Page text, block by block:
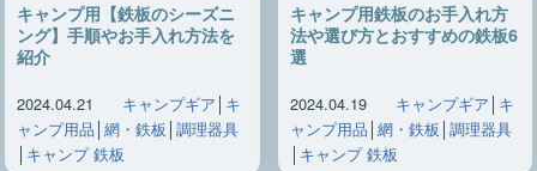
キャンプ用【鉄板のシーズニ
ング】手順やお手入れ方法を
紹介
2024.04.21 キャンプギア キ
ャンプ用品 網・鉄板 調理器具
キャンプ 鉄板
キャンプ用鉄板のお手入れ方
法や選び方とおすすめの鉄板6
選
2024.04.19 キャンプギア キ
ャンプ用品 網・鉄板 調理器具
キャンプ 鉄板